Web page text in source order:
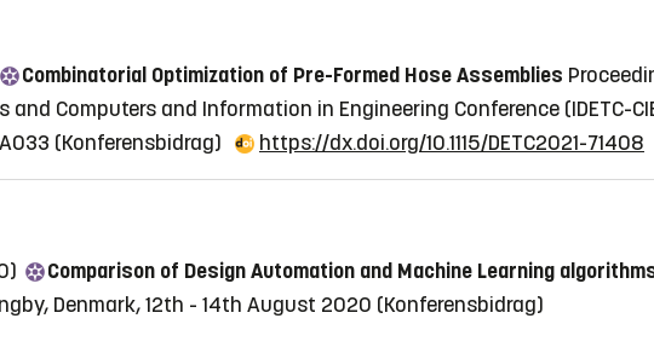
Combinatorial Optimization of Pre-Formed Hose Assemblies
Computers and Information in Engineering Conference (IDETC-
(Konferensbidrag) https://dx.doi.org/10.1115/DETC2021-71408
Comparison of Design Automation and Machine Learning
Denmark, 12th - 14th August 2020 (Konferensbidrag)